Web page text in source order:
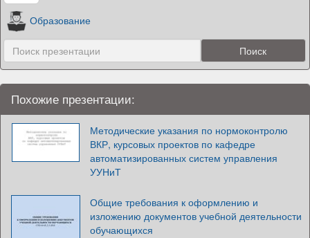
Образование
Похожие презентации:
Методические указания по нормоконтролю
ВКР, курсовых проектов по кафедре
автоматизированных систем управления
УУНиТ
Общие требования к оформлению и
изложению документов учебной деятельности
обучающихся